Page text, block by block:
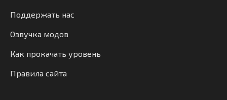
Поддержать нас
Озвучка модов
Как прокачать уровень
Правила сайта